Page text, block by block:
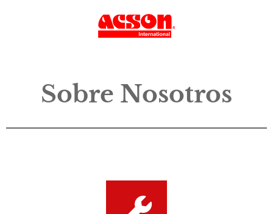
Sobre Nosotros